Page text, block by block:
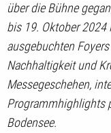
über die Bühne
bis 19. Oktober
ausgebuchten
Nachhaltigkeit und
Messegeschehen,
Programmhighlights
Bodensee.